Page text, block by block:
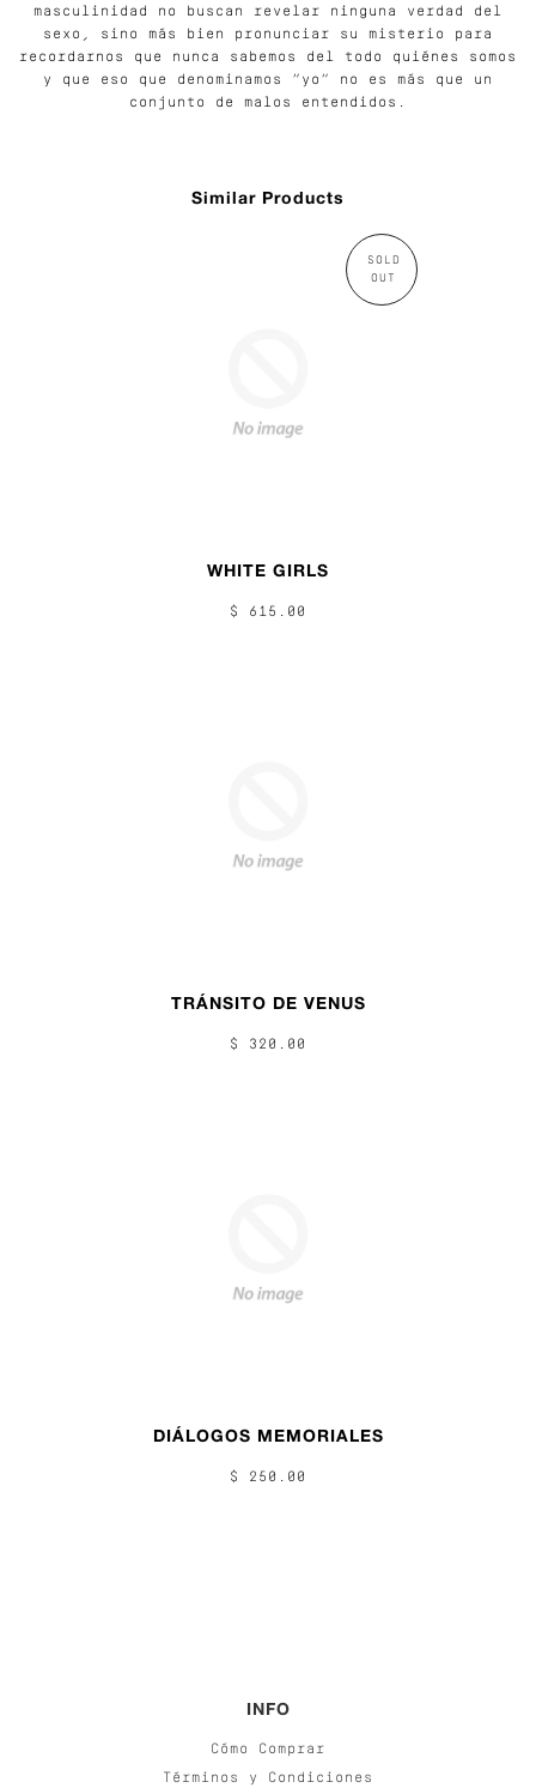
masculinidad no buscan revelar ninguna verdad del
sexo, sino más bien pronunciar su misterio para
recordarnos que nunca sabemos del todo quiénes somos
y que eso que denominamos “yo” no es más que un
conjunto de malos entendidos.
Similar Products
SOLD
OUT
WHITE GIRLS
$ 615.00
TRÁNSITO DE VENUS
$ 320.00
DIÁLOGOS MEMORIALES
$ 250.00
INFO
Cómo Comprar
Términos y Condiciones